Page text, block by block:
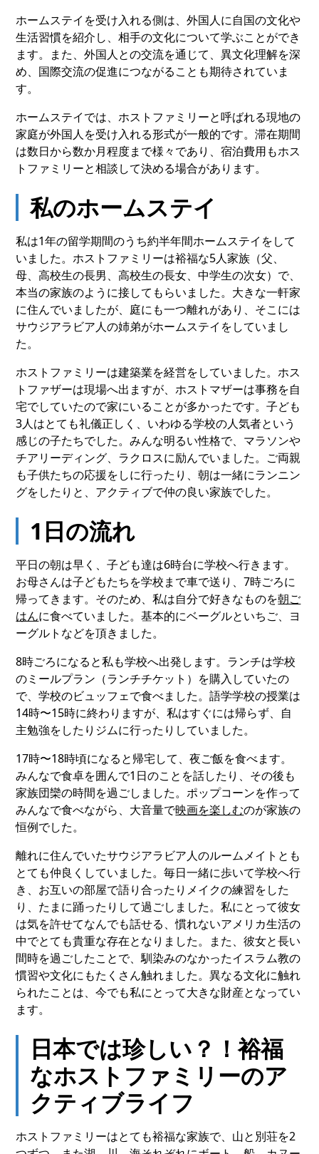
ホームステイを受け入れる側は、外国人に自国の文化や
生活習慣を紹介し、相手の文化について学ぶことができ
ます。また、外国人との交流を通じて、異文化理解を深
め、国際交流の促進につながることも期待されていま
す。
ホームステイでは、ホストファミリーと呼ばれる現地の
家庭が外国人を受け入れる形式が一般的です。滞在期間
は数日から数か月程度まで様々であり、宿泊費用もホス
トファミリーと相談して決める場合があります。
私のホームステイ
私は1年の留学期間のうち約半年間ホームステイをして
いました。ホストファミリーは裕福な5人家族（父、
母、高校生の長男、高校生の長女、中学生の次女）で、
本当の家族のように接してもらいました。大きな一軒家
に住んでいましたが、庭にも一つ離れがあり、そこには
サウジアラビア人の姉弟がホームステイをしていまし
た。
ホストファミリーは建築業を経営をしていました。ホス
トファザーは現場へ出ますが、ホストマザーは事務を自
宅でしていたので家にいることが多かったです。子ども
3人はとても礼儀正しく、いわゆる学校の人気者という
感じの子たちでした。みんな明るい性格で、マラソンや
チアリーディング、ラクロスに励んでいました。ご両親
も子供たちの応援をしに行ったり、朝は一緒にランニン
グをしたりと、アクティブで仲の良い家族でした。
1日の流れ
平日の朝は早く、子ども達は6時台に学校へ行きます。
お母さんは子どもたちを学校まで車で送り、7時ごろに
帰ってきます。そのため、私は自分で好きなものを朝ご
はんに食べていました。基本的にベーグルといちご、ヨ
ーグルトなどを頂きました。
8時ごろになると私も学校へ出発します。ランチは学校
のミールプラン（ランチチケット）を購入していたの
で、学校のビュッフェで食べました。語学学校の授業は
14時〜15時に終わりますが、私はすぐには帰らず、自
主勉強をしたりジムに行ったりしていました。
17時〜18時頃になると帰宅して、夜ご飯を食べます。
みんなで食卓を囲んで1日のことを話したり、その後も
家族団欒の時間を過ごしました。ポップコーンを作って
みんなで食べながら、大音量で映画を楽しむのが家族の
恒例でした。
離れに住んでいたサウジアラビア人のルームメイトとも
とても仲良くしていました。毎日一緒に歩いて学校へ行
き、お互いの部屋で語り合ったりメイクの練習をした
り、たまに踊ったりして過ごしました。私にとって彼女
は気を許せてなんでも話せる、慣れないアメリカ生活の
中でとても貴重な存在となりました。また、彼女と長い
間時を過ごしたことで、馴染みのなかったイスラム教の
慣習や文化にもたくさん触れました。異なる文化に触れ
られたことは、今でも私にとって大きな財産となってい
ます。
日本では珍しい？！裕福
なホストファミリーのア
クティブライフ
ホストファミリーはとても裕福な家族で、山と別荘を2